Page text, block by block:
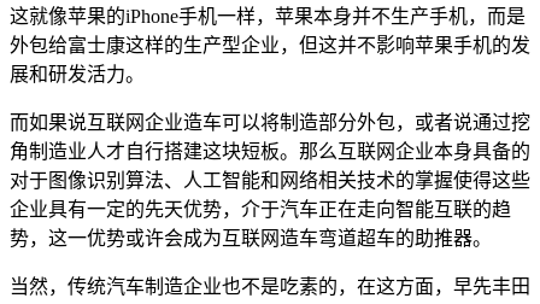
这就像苹果的iPhone手机一样，苹果本身并不生产手机，而是
外包给富士康这样的生产型企业，但这并不影响苹果手机的发
展和研发活力。
而如果说互联网企业造车可以将制造部分外包，或者说通过挖
角制造业人才自行搭建这块短板。那么互联网企业本身具备的
对于图像识别算法、人工智能和网络相关技术的掌握使得这些
企业具有一定的先天优势，介于汽车正在走向智能互联的趋
势，这一优势或许会成为互联网造车弯道超车的助推器。
当然，传统汽车制造企业也不是吃素的，在这方面，早先丰田